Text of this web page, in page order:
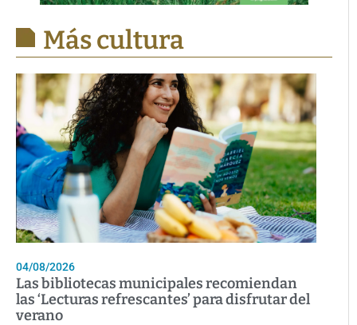
Más cultura
04/08/2026
Las bibliotecas municipales recomiendan
las ‘Lecturas refrescantes’ para disfrutar del
verano